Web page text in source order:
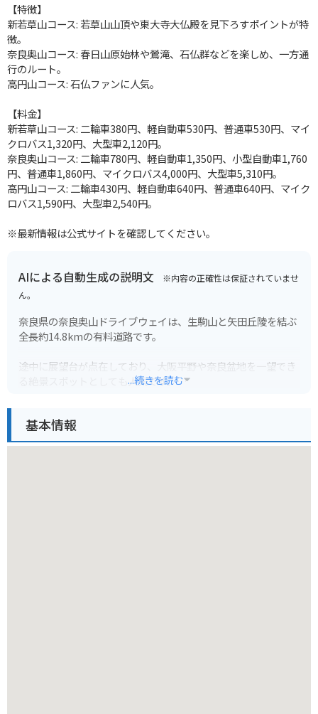
【特徴】
新若草山コース: 若草山山頂や東大寺大仏殿を見下ろすポイントが特
徴。
奈良奥山コース: 春日山原始林や鶯滝、石仏群などを楽しめ、一方通
行のルート。
高円山コース: 石仏ファンに人気。
【料金】
新若草山コース: 二輪車380円、軽自動車530円、普通車530円、マイ
クロバス1,320円、大型車2,120円。
奈良奥山コース: 二輪車780円、軽自動車1,350円、小型自動車1,760
円、普通車1,860円、マイクロバス4,000円、大型車5,310円。
高円山コース: 二輪車430円、軽自動車640円、普通車640円、マイク
ロバス1,590円、大型車2,540円。
※最新情報は公式サイトを確認してください。
AIによる自動生成の説明文 ※内容の正確性は保証されていませ
ん。
奈良県の奈良奥山ドライブウェイは、生駒山と矢田丘陵を結ぶ
全長約14.8kmの有料道路です。
途中に展望台が点在しており、大阪平野や奈良盆地を一望でき
る絶景スポットとしても人気です。
を楽しむことができます。
...続きを読む
基本情報